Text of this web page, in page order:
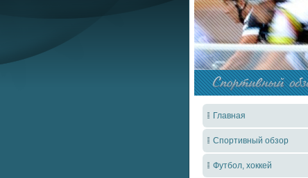
Главная
Спортивный обзор
Футбол, хоккей